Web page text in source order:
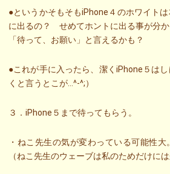
●というかそもそもiPhone４のホワイト
に出るの？ せめてホントに出る事が分
「待って、お願い」と言えるかも？
●これが手に入ったら、潔くiPhone５は
くと言うとこが…^-^;）
３．iPhone５まで待ってもらう。
・ねこ先生の気が変わっている可能性大
（ねこ先生のウェーブは私のためだけには